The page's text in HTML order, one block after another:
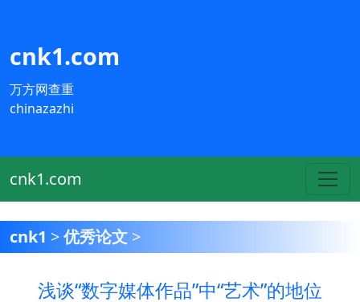
cnk1.com
万方网查重
chinazazhi
cnk1.com
cnk1 >优秀论文 >
浅谈“数字媒体作品”中“艺术”的地位